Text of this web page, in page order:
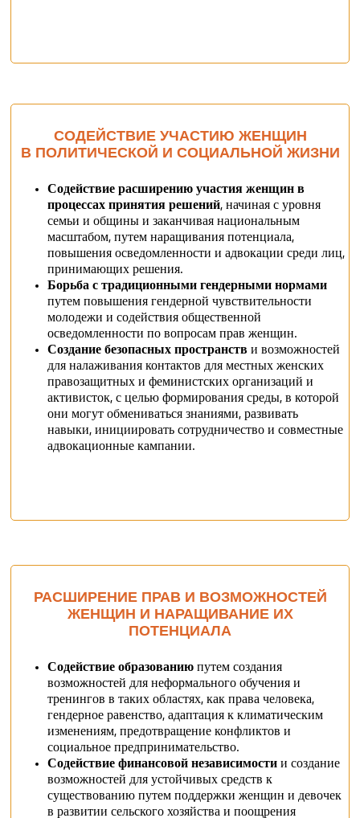
СОДЕЙСТВИЕ УЧАСТИЮ ЖЕНЩИН
В ПОЛИТИЧЕСКОЙ И СОЦИАЛЬНОЙ ЖИЗНИ
Содействие расширению участия женщин в
процессах принятия решений, начиная с уровня
семьи и общины и заканчивая национальным
масштабом, путем наращивания потенциала,
повышения осведомленности и адвокации среди лиц,
принимающих решения.
Борьба с традиционными гендерными нормами
путем повышения гендерной чувствительности
молодежи и содействия общественной
осведомленности по вопросам прав женщин.
Создание безопасных пространств и возможностей
для налаживания контактов для местных женских
правозащитных и феминистских организаций и
активисток, с целью формирования среды, в которой
они могут обмениваться знаниями, развивать
навыки, инициировать сотрудничество и совместные
адвокационные кампании.
РАСШИРЕНИЕ ПРАВ И ВОЗМОЖНОСТЕЙ
ЖЕНЩИН И НАРАЩИВАНИЕ ИХ
ПОТЕНЦИАЛА
Содействие образованию путем создания
возможностей для неформального обучения и
тренингов в таких областях, как права человека,
гендерное равенство, адаптация к климатическим
изменениям, предотвращение конфликтов и
социальное предпринимательство.
Содействие финансовой независимости и создание
возможностей для устойчивых средств к
существованию путем поддержки женщин и девочек
в развитии сельского хозяйства и поощрения